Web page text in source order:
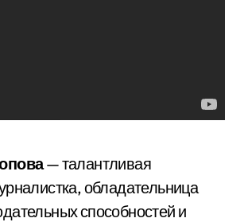
— талантливая
обладательница
способностей и